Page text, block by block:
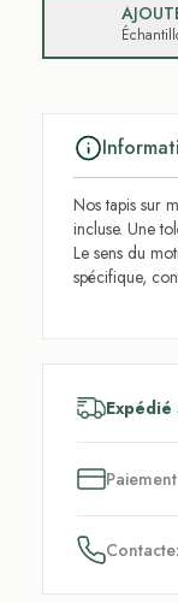
Nos tapis sur
incluse. Une
Le sens du
spécifique,
Expédié
Paiement